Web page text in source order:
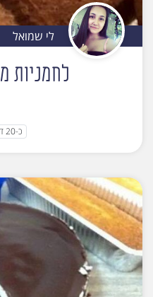
לי שמואל
לחמניות
כ-20 דקות